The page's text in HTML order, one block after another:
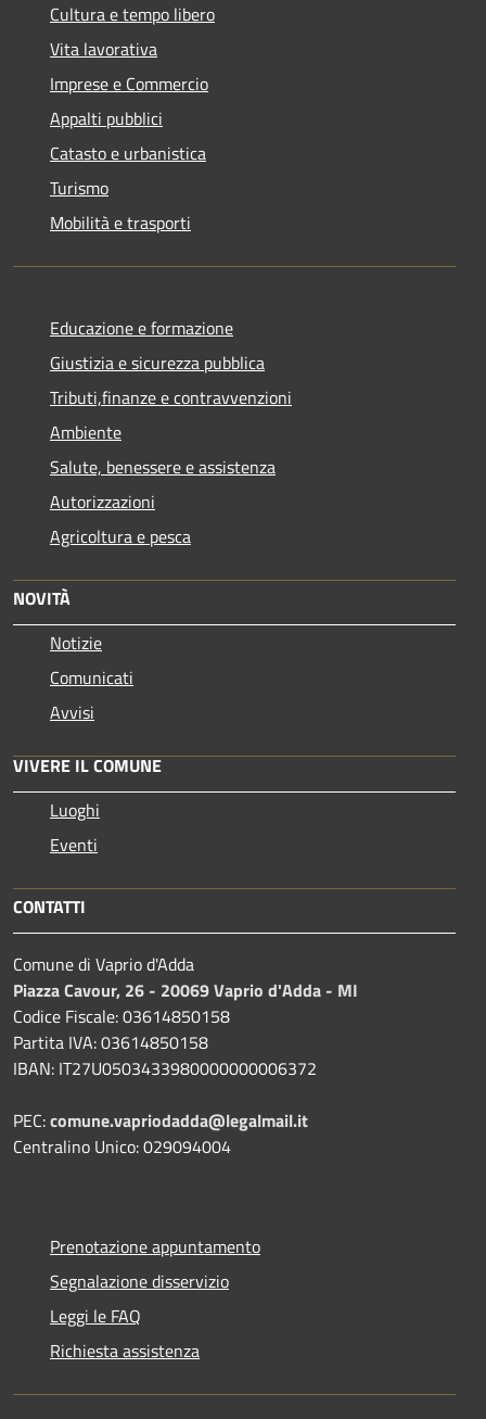
Cultura e tempo libero
Vita lavorativa
Imprese e Commercio
Appalti pubblici
Catasto e urbanistica
Turismo
Mobilità e trasporti
Educazione e formazione
Giustizia e sicurezza pubblica
Tributi,finanze e contravvenzioni
Ambiente
Salute, benessere e assistenza
Autorizzazioni
Agricoltura e pesca
NOVITÀ
Notizie
Comunicati
Avvisi
VIVERE IL COMUNE
Luoghi
Eventi
CONTATTI
Comune di Vaprio d'Adda
Piazza Cavour, 26 - 20069 Vaprio d'Adda - MI
Codice Fiscale: 03614850158
Partita IVA: 03614850158
IBAN: IT27U0503433980000000006372
PEC:comune.vapriodadda@legalmail.it
Centralino Unico: 029094004
Prenotazione appuntamento
Segnalazione disservizio
Leggi le FAQ
Richiesta assistenza